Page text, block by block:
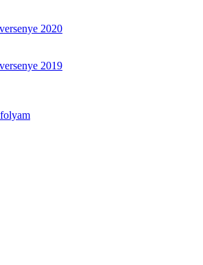
2020
2019